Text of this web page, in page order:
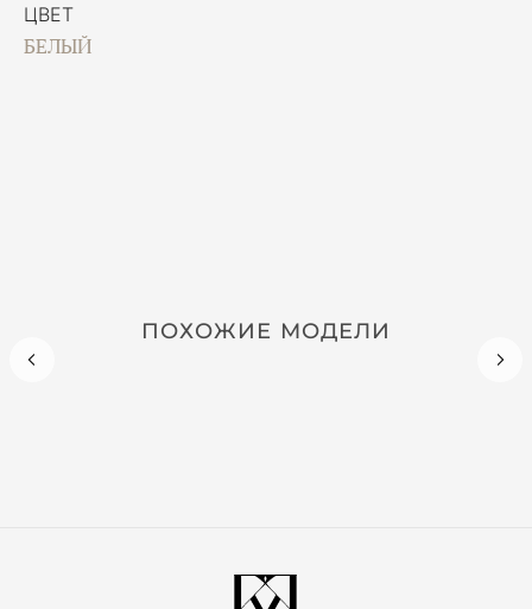
ЦВЕТ
БЕЛЫЙ
ПОХОЖИЕ МОДЕЛИ